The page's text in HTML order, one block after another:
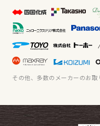
その他、多数のメーカーのお取